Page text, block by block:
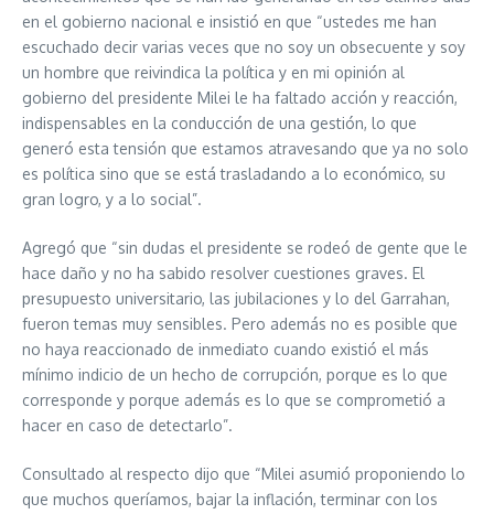
en el gobierno nacional e insistió en que “ustedes me han
escuchado decir varias veces que no soy un obsecuente y soy
un hombre que reivindica la política y en mi opinión al
gobierno del presidente Milei le ha faltado acción y reacción,
indispensables en la conducción de una gestión, lo que
generó esta tensión que estamos atravesando que ya no solo
es política sino que se está trasladando a lo económico, su
gran logro, y a lo social”.
Agregó que “sin dudas el presidente se rodeó de gente que le
hace daño y no ha sabido resolver cuestiones graves. El
presupuesto universitario, las jubilaciones y lo del Garrahan,
fueron temas muy sensibles. Pero además no es posible que
no haya reaccionado de inmediato cuando existió el más
mínimo indicio de un hecho de corrupción, porque es lo que
corresponde y porque además es lo que se comprometió a
hacer en caso de detectarlo”.
Consultado al respecto dijo que “Milei asumió proponiendo lo
que muchos queríamos, bajar la inflación, terminar con los